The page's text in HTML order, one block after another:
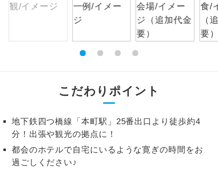
こだわりポイント
地下鉄四つ橋線「本町駅」25番出口より徒歩約4
分！出張や観光の拠点に！
都会のホテルで自宅にいるような寛ぎの時間をお
過ごしください♪
露天風呂
ご宿泊ホテルに露天風呂が付いていま
大浴場 ご宿泊ホテルに大浴場が付いています。
全食事付き
く）
お部屋にてゆっくりとお召し上がりいた
だけます。
トラベルイヤ
ホン
周りの音を気にせず、ガイドさんの説明
をじっくり聞くことができます。
ご予約方法について
ウェブ限定コースとなりますので、コールセ
ンター及びカウンターでのお申し込みはでき
ません。